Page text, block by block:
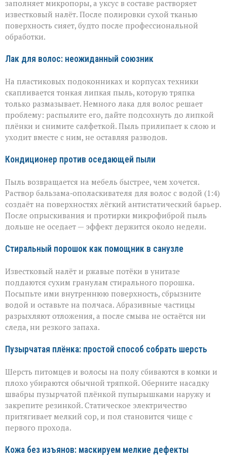
заполняет микропоры, а уксус в составе растворяет
известковый налёт. После полировки сухой тканью
поверхность сияет, будто после профессиональной
обработки.
Лак для волос: неожиданный союзник
На пластиковых подоконниках и корпусах техники
скапливается тонкая липкая пыль, которую тряпка
только размазывает. Немного лака для волос решает
проблему: распылите его, дайте подсохнуть до липкой
плёнки и снимите салфеткой. Пыль прилипает к слою и
уходит вместе с ним, не оставляя разводов.
Кондиционер против оседающей пыли
Пыль возвращается на мебель быстрее, чем хочется.
Раствор бальзама‑ополаскивателя для волос с водой (1:4)
создаёт на поверхностях лёгкий антистатический барьер.
После опрыскивания и протирки микрофиброй пыль
дольше не оседает — эффект держится около недели.
Стиральный порошок как помощник в санузле
Известковый налёт и ржавые потёки в унитазе
поддаются сухим гранулам стирального порошка.
Посыпьте ими внутреннюю поверхность, сбрызните
водой и оставьте на полчаса. Абразивные частицы
разрыхляют отложения, а после смыва не остаётся ни
следа, ни резкого запаха.
Пузырчатая плёнка: простой способ собрать шерсть
Шерсть питомцев и волосы на полу сбиваются в комки и
плохо убираются обычной тряпкой. Оберните насадку
швабры пузырчатой плёнкой пупырышками наружу и
закрепите резинкой. Статическое электричество
притягивает мелкий сор, и пол становится чище с
первого прохода.
Кожа без изъянов: маскируем мелкие дефекты